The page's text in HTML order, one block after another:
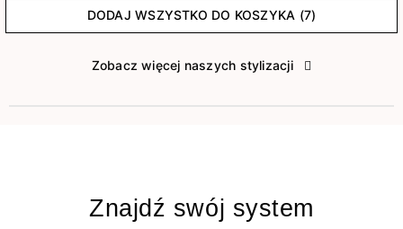
DODAJ WSZYSTKO DO KOSZYKA (7)
Zobacz więcej naszych stylizacji
Znajdź swój system